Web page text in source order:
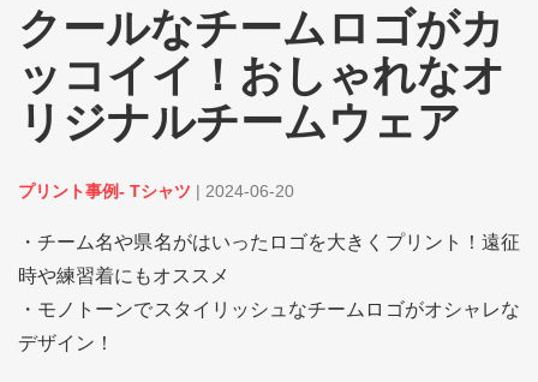
クールなチームロゴがカ
ッコイイ！おしゃれなオ
リジナルチームウェア
プリント事例- Tシャツ | 2024-06-20
・チーム名や県名がはいったロゴを大きくプリント！遠征
時や練習着にもオススメ
・モノトーンでスタイリッシュなチームロゴがオシャレな
デザイン！